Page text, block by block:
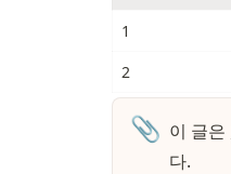
1
2
📎 이 글은
다.